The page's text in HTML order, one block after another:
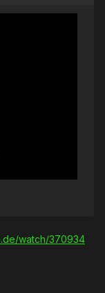
watch/370934